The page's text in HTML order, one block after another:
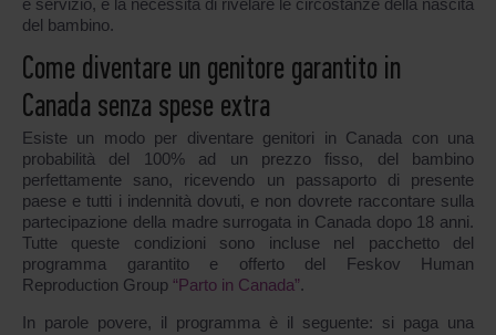
del bambino.
Come diventare un genitore garantito in
Canada senza spese extra
Esiste un modo per diventare genitori in Canada con una
probabilità del 100% ad un prezzo fisso, del bambino
perfettamente sano, ricevendo un passaporto di presente
paese e tutti i indennità dovuti, e non dovrete raccontare sulla
partecipazione della madre surrogata in Canada dopo 18 anni.
Tutte queste condizioni sono incluse nel pacchetto del
programma garantito e offerto del Feskov Human
Reproduction Group “Parto in Canada”.
In parole povere, il programma è il seguente: si paga una